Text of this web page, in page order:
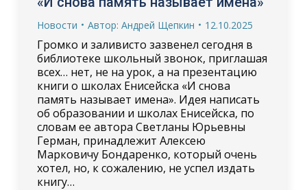
Новости Автор: Андрей Щепкин 12.10.2025
Громко и заливисто зазвенел сегодня в
библиотеке школьный звонок, приглашая
всех… нет, не на урок, а на презентацию
книги о школах Енисейска «И снова
память называет имена». Идея написать
об образовании и школах Енисейска, по
словам ее автора Светланы Юрьевны
Герман, принадлежит Алексею
Марковичу Бондаренко, который очень
хотел, но, к сожалению, не успел издать
книгу…